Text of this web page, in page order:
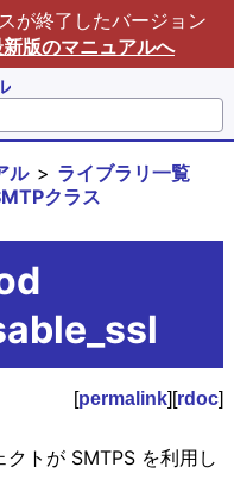
が終了したバージョン
版のマニュアルへ
ル
ライブラリ一覧
クラス
[permalink][rdoc]
トが SMTPS を利用し